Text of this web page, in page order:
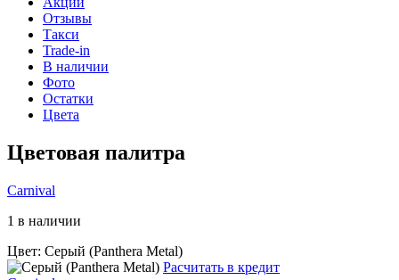
Отзывы
Такси
Trade-in
В наличии
Фото
Остатки
Цвета
Цветовая палитра
Carnival
1 в наличии
Цвет: Серый (Panthera Metal)
Расчитать в кредит